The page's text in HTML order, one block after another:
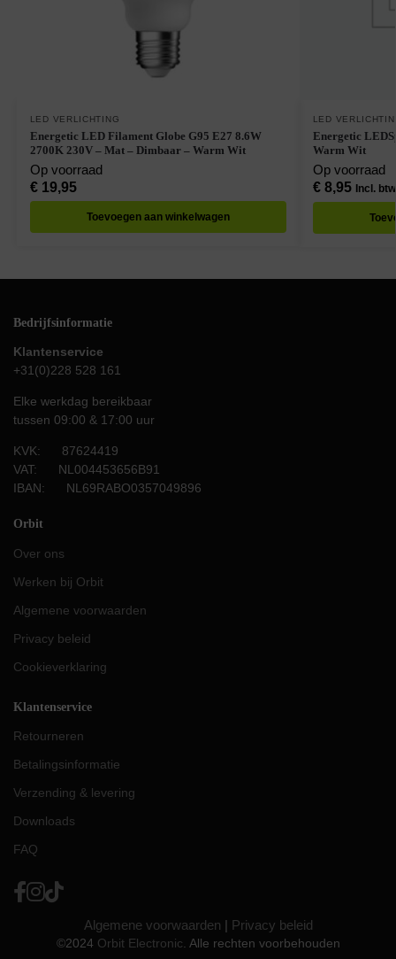
LED VERLICHTING
Energetic LED Filament Globe G95 E27 8.6W
2700K 230V – Mat – Dimbaar – Warm Wit
Op voorraad
€19,95
Toevoegen aan winkelwagen
LED
Energetic
Warm Wit
Op voorraad
€8,95 Incl. btw
Bedrijfsinformatie
Klantenservice
+31(0)228 528 161
Elke werkdag bereikbaar
tussen 09:00 & 17:00 uur
KVK: 87624419
VAT: NL004453656B91
IBAN: NL69RABO0357049896
Orbit
Over ons
Werken bij Orbit
Algemene voorwaarden
Privacy beleid
Cookieverklaring
Klantenservice
Retourneren
Betalingsinformatie
Verzending & levering
Downloads
FAQ
Algemene voorwaarden | Privacy beleid
©2024 Orbit Electronic. Alle rechten voorbehouden